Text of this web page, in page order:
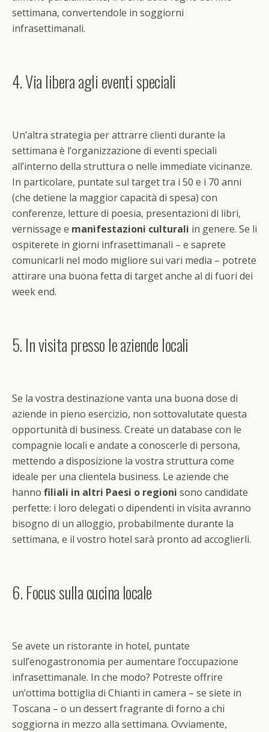
settimana, convertendole in soggiorni
infrasettimanali.
4. Via libera agli eventi speciali
Un’altra strategia per attrarre clienti durante la
settimana è l’organizzazione di eventi speciali
all’interno della struttura o nelle immediate vicinanze.
In particolare, puntate sul target tra i 50 e i 70 anni
(che detiene la maggior capacità di spesa) con
conferenze, letture di poesia, presentazioni di libri,
vernissage e manifestazioni culturali in genere. Se li
ospiterete in giorni infrasettimanali – e saprete
comunicarli nel modo migliore sui vari media – potrete
attirare una buona fetta di target anche al di fuori dei
week end.
5. In visita presso le aziende locali
Se la vostra destinazione vanta una buona dose di
aziende in pieno esercizio, non sottovalutate questa
opportunità di business. Create un database con le
compagnie locali e andate a conoscerle di persona,
mettendo a disposizione la vostra struttura come
ideale per una clientela business. Le aziende che
hanno filiali in altri Paesi o regioni sono candidate
perfette: i loro delegati o dipendenti in visita avranno
bisogno di un alloggio, probabilmente durante la
settimana, e il vostro hotel sarà pronto ad accoglierli.
6. Focus sulla cucina locale
Se avete un ristorante in hotel, puntate
sull’enogastronomia per aumentare l’occupazione
infrasettimanale. In che modo? Potreste offrire
un’ottima bottiglia di Chianti in camera – se siete in
Toscana – o un dessert fragrante di forno a chi
soggiorna in mezzo alla settimana. Ovviamente,